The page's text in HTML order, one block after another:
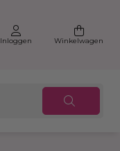
Inloggen Winkelwagen